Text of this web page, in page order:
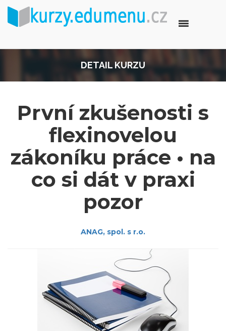
DETAIL KURZU
První zkušenosti s
flexinovelou
zákoníku práce • na
co si dát v praxi
pozor
ANAG, spol. s r.o.